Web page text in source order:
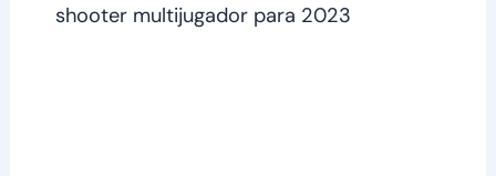
shooter multijugador para 2023